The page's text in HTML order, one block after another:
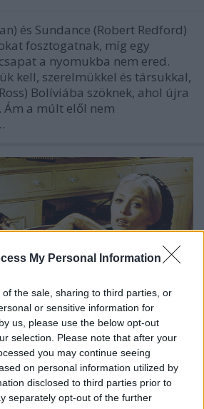
My Personal Information
the sale, sharing to third parties, or
or sensitive information for
us, please use the below opt-out
selection. Please note that after your
you may continue seeing
on personal information utilized by
disclosed to third parties prior to
separately opt-out of the further
és Sundance (Robert Redford)
fosztogatnak, míg egy
a nyomukba nem ered.
kell, szerelmükkel és társukkal,
Bolíviába szöknek, ahol újra
a múlt elől nem
nagy embert! (1970)
08.